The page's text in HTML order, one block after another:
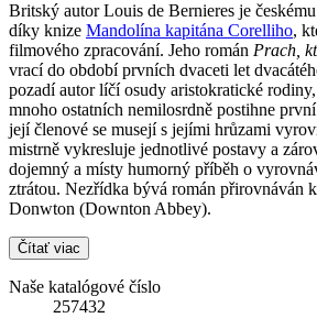
Britský autor Louis de Bernieres je
díky knize Mandolína kapitána Corelliho,
filmového zpracování. Jeho román Prach,
vrací do období prvních dvaceti let
pozadí autor líčí osudy aristokratické
mnoho ostatních nemilosrdně postihne
její členové se musejí s jejími hrůzami
mistrně vykresluje jednotlivé postavy a
dojemný a místy humorný příběh o
ztrátou. Nezřídka bývá román přirovnáván
Donwton (Downton Abbey).
Čítať viac
Naše katalógové číslo
257432